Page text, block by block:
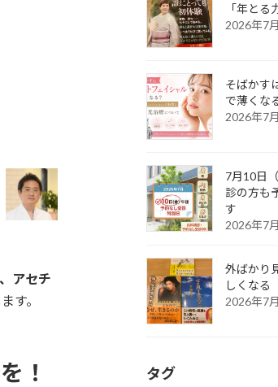
アセチ
す。
！
「年とる
2026年7
そばかす
で薄くな
2026年7
7月10日
診の方も
す
2026年7
外ばかり
しくなる
2026年7
タグ